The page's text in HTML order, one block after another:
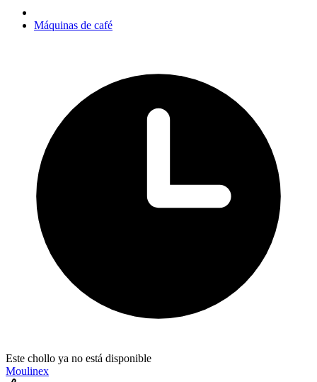
Máquinas de café
Este chollo ya no está disponible
Moulinex